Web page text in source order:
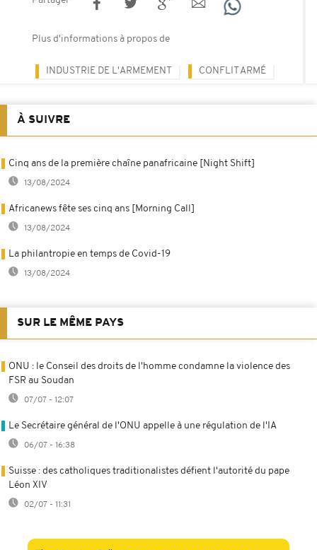
Plus d'informations à propos de
INDUSTRIE DE L'ARMEMENT CONFLIT ARMÉ
À SUIVRE
Cinq ans de la première chaîne panafricaine [Night Shift]
13/08/2024
Africanews fête ses cinq ans [Morning Call]
13/08/2024
La philantropie en temps de Covid-19
13/08/2024
SUR LE MÊME PAYS
ONU : le Conseil des droits de l'homme condamne la violence des
FSR au Soudan
07/07 - 12:07
Le Secrétaire général de l'ONU appelle à une régulation de l'IA
06/07 - 16:38
Suisse : des catholiques traditionalistes défient l'autorité du pape
Léon XIV
02/07 - 11:31